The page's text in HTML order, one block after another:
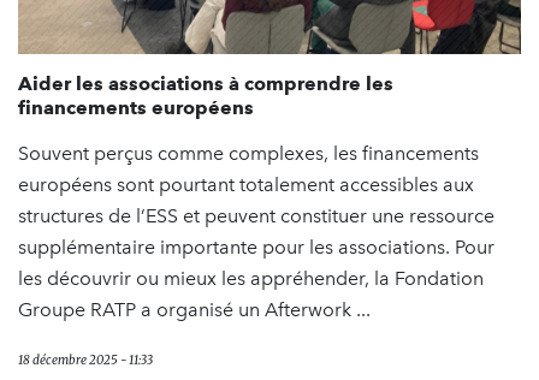
Aider les associations à comprendre les
financements européens
Souvent perçus comme complexes, les financements
européens sont pourtant totalement accessibles aux
structures de l’ESS et peuvent constituer une ressource
supplémentaire importante pour les associations. Pour
les découvrir ou mieux les appréhender, la Fondation
Groupe RATP a organisé un Afterwork ...
18 décembre 2025 - 11:33